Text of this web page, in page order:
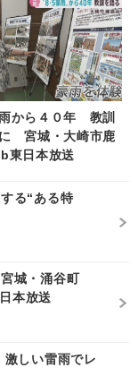
から４０年 教訓
宮城・大崎市鹿
東日本放送
る“ある特
城・涌谷町
本放送
しい雷雨でレ